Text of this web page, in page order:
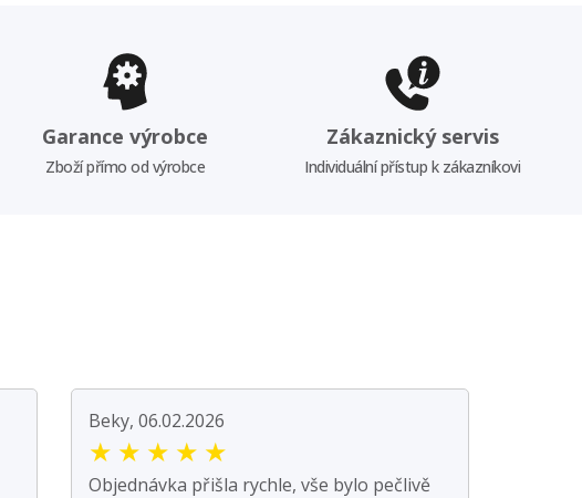
Garance výrobce
Zboží přímo od výrobce
Zákaznický servis
Individuální přístup k zákazníkovi
Beky, 06.02.2026
★ ★ ★ ★ ★
Objednávka přišla rychle, vše bylo pečlivě